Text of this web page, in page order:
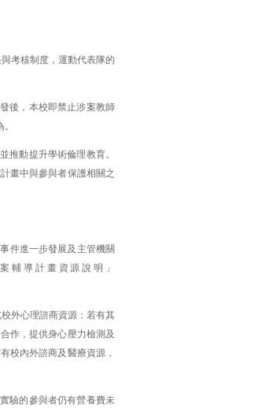
考核制度，運動代表隊的
後，本校即禁止涉案教師
推動提升學術倫理教育。
畫中與參與者保護相關之
件進一步發展及主管機關
輔導計畫資源說明」
外心理諮商資源；若有其
作，提供身心壓力檢測及
校內外諮商及醫療資源，
驗的參與者仍有營養費未